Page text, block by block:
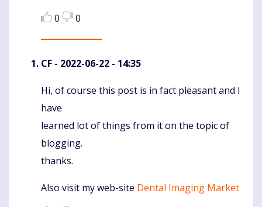
0
0
CF - 2022-06-22 - 14:35
Komentaras
Hi, of course this post is in fact pleasant and I
have
learned lot of things from it on the topic of
blogging.
thanks.
Also visit my web-site Dental Imaging Market